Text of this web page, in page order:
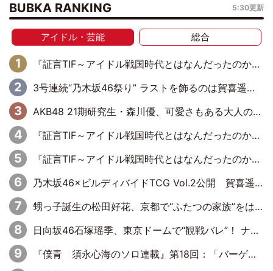
BUBKA RANKING 5:30更新
アイドル・芸能 総合
『証言TIF～アイドル戦国時代とはなんだったのか～』第6回：でんぱ組.inc・古川未鈴×相沢梨紗「『ハロプロやりたかったな』って言ったら、夢眠ねむさんに『てめえはでんぱ組．incなんだよ！』って肩パンされて(笑)」
3号連続“乃木坂46祭り” ラストを飾るのは賀喜遥香…5年ぶりの登場に「5年分大人になった私を見ていただけたら」
AKB48 21期研究生・森川優、可愛さもある大人の女性に
『証言TIF～アイドル戦国時代とはなんだったのか～』第11回：私立恵比寿中学・真山りか×安本彩花「TIFで10年ぶりのキョンシーメイクをしたら、場を完全に引かせてしまって。時代が変わったんだなって」
『証言TIF～アイドル戦国時代とはなんだったのか～』第10回：さくら学院・武藤彩未×飯田らうら「正直、中3で辞めるというのを信じてなくて。そう言われてはいたけど、嘘でしょって」
乃木坂46×ビルディバイドTCG Vol.2公開 賀喜遥香＆田村真佑が『京まふ』ステージに登壇
甥っ子誕生の松田好花、京都で“ふたつの家族”をはしご！ “母”黒谷友香に見送られ、“父”松岡昌宏とはハシゴ酒
日向坂46石塚瑶季、東京ドームで“観戦バレ”！ ナイツ・塙も認めた「巨人に詳しすぎるアイドル」は元VENUSスクール生で杉内コーチ推し⁉
『僕青 須永心海のソロ連載』第18回：「バーゲンセールハンターみうな inしまむら」編